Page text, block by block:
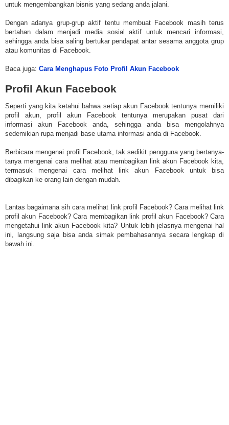
untuk mengembangkan bisnis yang sedang anda jalani.
Dengan adanya grup-grup aktif tentu membuat Facebook masih terus
bertahan dalam menjadi media sosial aktif untuk mencari informasi,
sehingga anda bisa saling bertukar pendapat antar sesama anggota grup
atau komunitas di Facebook.
Baca juga: Cara Menghapus Foto Profil Akun Facebook
Profil Akun Facebook
Seperti yang kita ketahui bahwa setiap akun Facebook tentunya memiliki
profil akun, profil akun Facebook tentunya merupakan pusat dari
informasi akun Facebook anda, sehingga anda bisa mengolahnya
sedemikian rupa menjadi base utama informasi anda di Facebook.
Berbicara mengenai profil Facebook, tak sedikit pengguna yang bertanya-
tanya mengenai cara melihat atau membagikan link akun Facebook kita,
termasuk mengenai cara melihat link akun Facebook untuk bisa
dibagikan ke orang lain dengan mudah.
Lantas bagaimana sih cara melihat link profil Facebook? Cara melihat link
profil akun Facebook? Cara membagikan link profil akun Facebook? Cara
mengetahui link akun Facebook kita? Untuk lebih jelasnya mengenai hal
ini, langsung saja bisa anda simak pembahasannya secara lengkap di
bawah ini.